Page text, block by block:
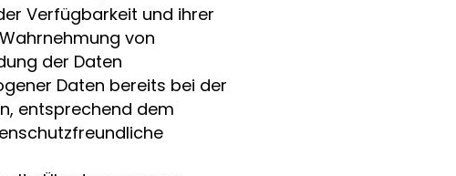
Verfügbarkeit und ihrer
von
der Daten
Daten bereits bei der
entsprechend dem